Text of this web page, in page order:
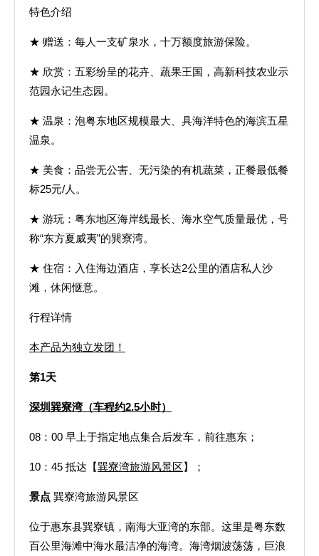
特色介绍
★ 赠送：每人一支矿泉水，十万额度旅游保险。
★ 欣赏：五彩纷呈的花卉、蔬果王国，高新科技农业示
范园永记生态园。
★ 温泉：泡粤东地区规模最大、具海洋特色的海滨五星
温泉。
★ 美食：品尝无公害、无污染的有机蔬菜，正餐最低餐
标25元/人。
★ 游玩：粤东地区海岸线最长、海水空气质量最优，号
称“东方夏威夷”的巽寮湾。
★ 住宿：入住海边酒店，享长达2公里的酒店私人沙
滩，休闲惬意。
行程详情
本产品为独立发团！
第1天
深圳 巽寮湾（车程约2.5小时）
08：00 早上于指定地点集合后发车，前往惠东；
10：45 抵达【巽寮湾旅游风景区】；
景点 巽寮湾旅游风景区
位于惠东县巽寮镇，南海大亚湾的东部。这里是粤东数
百公里海滩中海水最洁净的海湾。海湾烟波荡荡，巨浪